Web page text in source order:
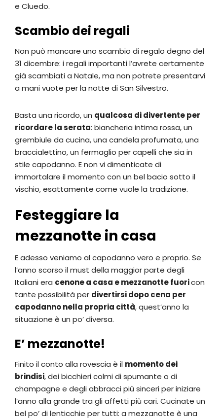
e Cluedo.
Scambio dei regali
Non può mancare uno scambio di regalo degno del
31 dicembre: i regali importanti l’avrete certamente
già scambiati a Natale, ma non potrete presentarvi
a mani vuote per la notte di San Silvestro.
Basta una ricordo, un qualcosa di divertente per
ricordare la serata: biancheria intima rossa, un
grembiule da cucina, una candela profumata, una
braccialettino, un fermaglio per capelli che sia in
stile capodanno. E non vi dimenticate di
immortalare il momento con un bel bacio sotto il
vischio, esattamente come vuole la tradizione.
Festeggiare la
mezzanotte in casa
E adesso veniamo al capodanno vero e proprio. Se
l’anno scorso il must della maggior parte degli
Italiani era cenone a casa e mezzanotte fuoricon
tante possibilità per divertirsi dopo cena per
capodanno nella propria città, quest’anno la
situazione è un po’ diversa.
E’ mezzanotte!
Finito il conto alla rovescia è il momento dei
brindisi, dei bicchieri colmi di spumante o di
champagne e degli abbracci più sinceri per iniziare
l’anno alla grande tra gli affetti più cari. Cucinate un
bel po’ di lenticchie per tutti: a mezzanotte è una